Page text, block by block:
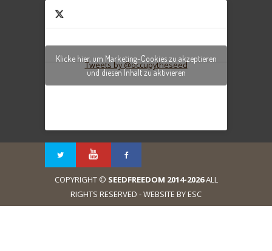
Tweets by @occupytheseed
Klicke hier, um Marketing-Cookies zu akzeptieren
und diesen Inhalt zu aktivieren
COPYRIGHT © SEEDFREEDOM 2014-2026ALL
RIGHTS RESERVED - WEBSITE BY ESC